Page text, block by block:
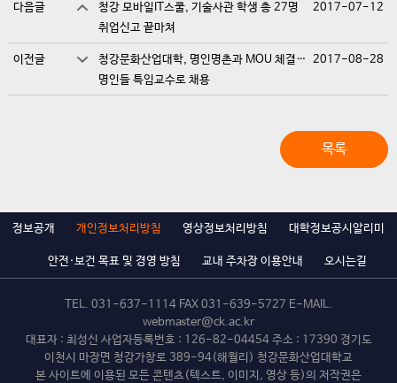
다음글
청강 모바일IT스쿨, 기술사관 학생 총 27명
취업신고 끝마쳐
2017-07-12
이전글
청강문화산업대학, 명인명촌과 MOU 체결…
명인들 특임교수로 채용
2017-08-28
목록
정보공개 개인정보처리방침 영상정보처리방침 대학정보공시알리미
안전·보건 목표 및 경영 방침 교내 주차장 이용안내 오시는길
TEL. 031-637-1114 FAX 031-639-5727 E-MAIL.
webmaster@ck.ac.kr
대표자 : 최성신 사업자등록번호 : 126-82-04454 주소 : 17390 경기도
이천시 마장면 청강가창로 389-94(해월리) 청강문화산업대학교
본 사이트에 이용된 모든 콘텐츠(텍스트, 이미지, 영상 등)의 저작권은